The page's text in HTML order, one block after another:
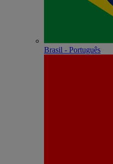
Brasil - Português